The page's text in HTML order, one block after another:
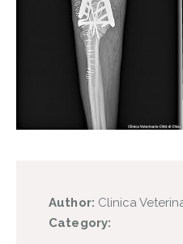
Author: Clinica
Category: